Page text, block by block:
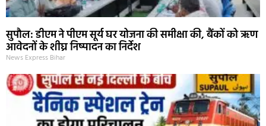
सुपौल: डीएम ने पीएम सूर्य घर योजना की समीक्षा की, बैंकों को ऋण
आवेदनों के शीघ्र निष्पादन का निर्देश
News Express Bihar